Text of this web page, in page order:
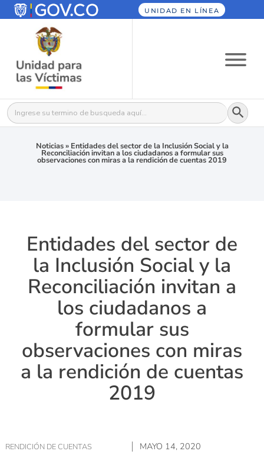
UNIDAD EN LÍNEA
Buscar: Botón
Noticias» Entidades del sector de la Inclusión Social y la
Reconciliación invitan a los ciudadanos a formular sus
observaciones con miras a la rendición de cuentas 2019
Entidades del sector de
la Inclusión Social y la
Reconciliación invitan a
los ciudadanos a
formular sus
observaciones con miras
a la rendición de cuentas
2019
RENDICIÓN DE CUENTAS MAYO 14, 2020